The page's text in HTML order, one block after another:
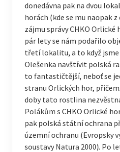
donedávna pak na dvou
horách (kde se mu naopak
zájmu správy CHKO Orlické
pár lety se nám podařilo
třetí lokalitu, a to když
Olešenka navštívit polská
to fantastičtější, neboť se
stranu Orlických hor,
doby tato rostlina
Polákům s CHKO Orlické
pak polská státní ochrana
územní ochranu (Evropsky
soustavy Natura 2000). Po